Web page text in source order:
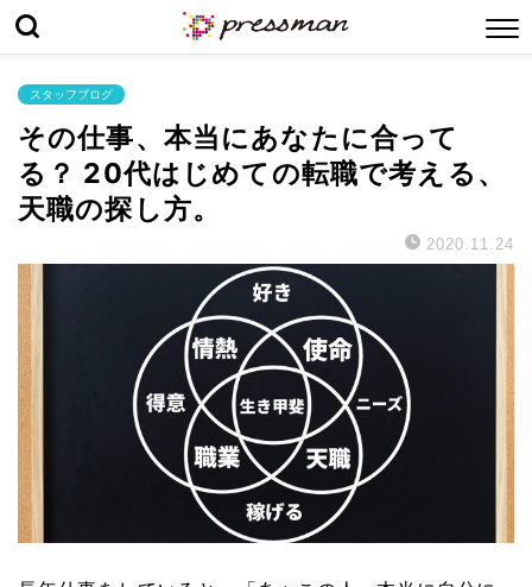
スタッフブログ
その仕事、本当にあなたに合って
る？ 20代はじめての転職で考える、
天職の探し方。
2020.11.24